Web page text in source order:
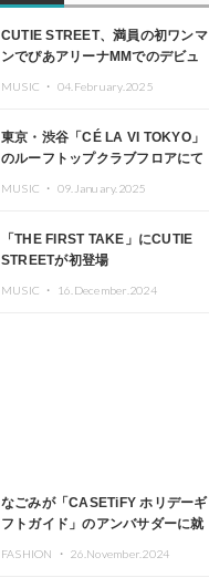
CUTIE STREET、満員の初ワンマ
ンでぴあアリーナMMでのデビュ
MUSIC ・ 04.February.2025
東京・渋谷「CÉ LA VI TOKYO」
のルーフトップクラブフロアにて
Kza（FORCE OF NATURE）ら日
本を代表するDJ・クリエイターが
出演
MUSIC ・ 09.January.2025
「THE FIRST TAKE」にCUTIE
STREETが初登場
MUSIC ・ 16.December.2024
なごみが「CASETiFY ホリデーギ
フトガイド」のアンバサダーに就
FASHION ・ 26.November.2024